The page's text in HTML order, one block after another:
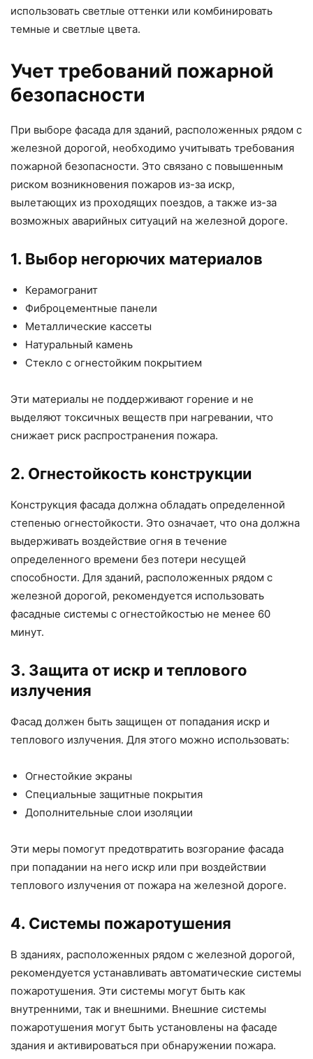
использовать светлые оттенки или комбинировать
темные и светлые цвета.
Учет требований пожарной
безопасности
При выборе фасада для зданий, расположенных рядом с
железной дорогой, необходимо учитывать требования
пожарной безопасности. Это связано с повышенным
риском возникновения пожаров из-за искр,
вылетающих из проходящих поездов, а также из-за
возможных аварийных ситуаций на железной дороге.
1. Выбор негорючих материалов
Керамогранит
Фиброцементные панели
Металлические кассеты
Натуральный камень
Стекло с огнестойким покрытием
Эти материалы не поддерживают горение и не
выделяют токсичных веществ при нагревании, что
снижает риск распространения пожара.
2. Огнестойкость конструкции
Конструкция фасада должна обладать определенной
степенью огнестойкости. Это означает, что она должна
выдерживать воздействие огня в течение
определенного времени без потери несущей
способности. Для зданий, расположенных рядом с
железной дорогой, рекомендуется использовать
фасадные системы с огнестойкостью не менее 60
минут.
3. Защита от искр и теплового
излучения
Фасад должен быть защищен от попадания искр и
теплового излучения. Для этого можно использовать:
Огнестойкие экраны
Специальные защитные покрытия
Дополнительные слои изоляции
Эти меры помогут предотвратить возгорание фасада
при попадании на него искр или при воздействии
теплового излучения от пожара на железной дороге.
4. Системы пожаротушения
В зданиях, расположенных рядом с железной дорогой,
рекомендуется устанавливать автоматические системы
пожаротушения. Эти системы могут быть как
внутренними, так и внешними. Внешние системы
пожаротушения могут быть установлены на фасаде
здания и активироваться при обнаружении пожара.